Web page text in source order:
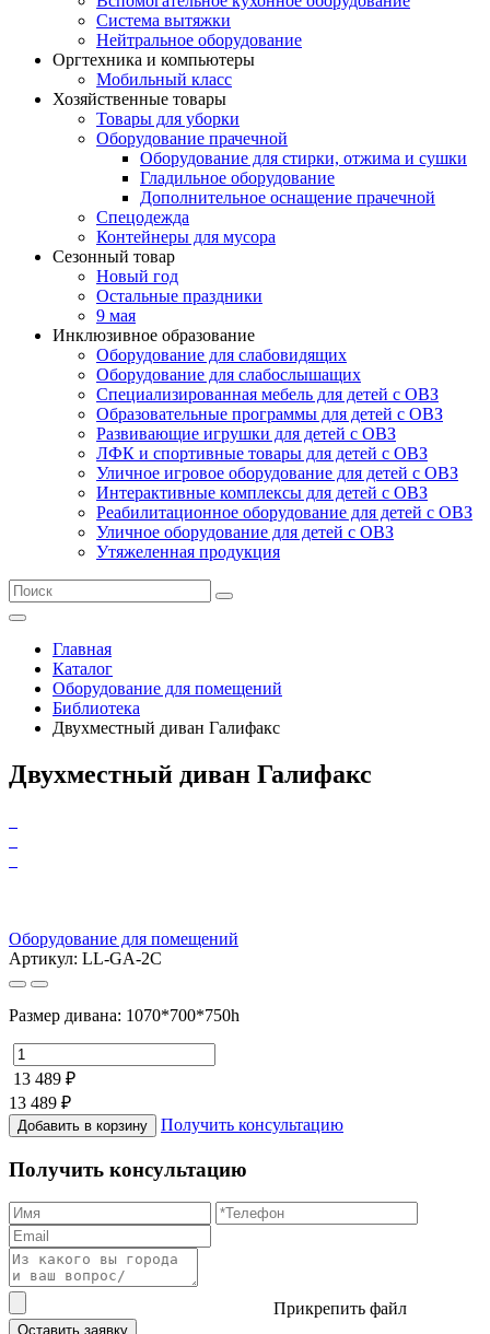
Система вытяжки
Нейтральное оборудование
Оргтехника и компьютеры
Мобильный класс
Хозяйственные товары
Товары для уборки
Оборудование прачечной
Оборудование для стирки, отжима и сушки
Гладильное оборудование
Дополнительное оснащение прачечной
Спецодежда
Контейнеры для мусора
Сезонный товар
Новый год
Остальные праздники
9 мая
Инклюзивное образование
Оборудование для слабовидящих
Оборудование для слабослышащих
Специализированная мебель для детей с ОВЗ
Образовательные программы для детей с ОВЗ
Развивающие игрушки для детей с ОВЗ
ЛФК и спортивные товары для детей с ОВЗ
Уличное игровое оборудование для детей с ОВЗ
Интерактивные комплексы для детей с ОВЗ
Реабилитационное оборудование для детей с ОВЗ
Уличное оборудование для детей с ОВЗ
Утяжеленная продукция
Главная
Каталог
Оборудование для помещений
Библиотека
Двухместный диван Галифакс
Двухместный диван Галифакс
Оборудование для помещений
Артикул: LL-GA-2C
Размер дивана: 1070*700*750h
13 489 ₽
13 489 ₽
Добавить в корзину Получить консультацию
Получить консультацию
Прикрепить файл
Оставить заявку